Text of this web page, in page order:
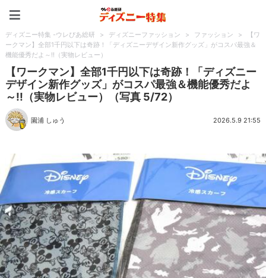
ディズニー特集 -ウレぴあ総研 > ディズニーファッション > ファッション >
【ワ
ークマン】全部1千円以下は奇跡！「ディズニーデザイン新作グッズ」がコスパ最強＆
機能優秀だよ～!!（実物レビュー）
【ワークマン】全部1千円以下は奇跡！「ディズニー
デザイン新作グッズ」がコスパ最強＆機能優秀だよ
～!!（実物レビュー）（写真 5/72）
園浦 しゅう 2026.5.9 21:55